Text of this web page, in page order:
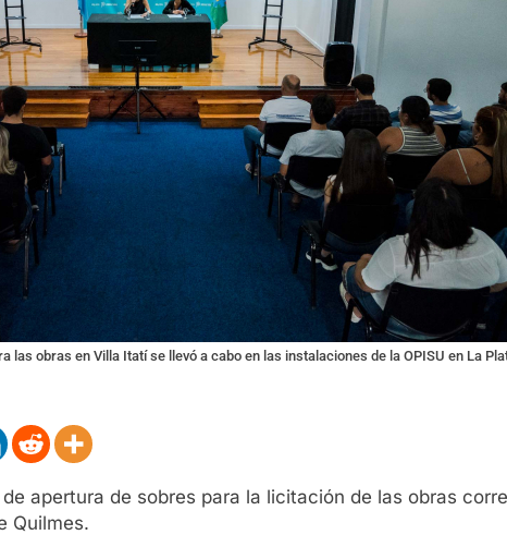
las obras en Villa Itatí se llevó a cabo en las instalaciones de la OPISU en La
apertura de sobres para la licitación de las obras
Quilmes.